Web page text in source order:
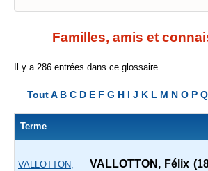
Familles, amis et
Il y a 286 entrées dans ce glossaire.
ToutA B C D E F G H I J K L M N O P Q
Terme
VALLOTTON,
VALLOTTON, Félix